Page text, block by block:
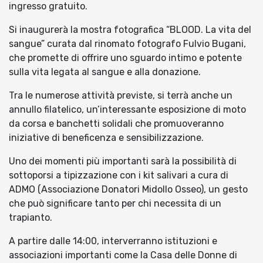
ingresso gratuito.
Si inaugurerà la mostra fotografica “BLOOD. La vita del
sangue” curata dal rinomato fotografo Fulvio Bugani,
che promette di offrire uno sguardo intimo e potente
sulla vita legata al sangue e alla donazione.
Tra le numerose attività previste, si terrà anche un
annullo filatelico, un’interessante esposizione di moto
da corsa e banchetti solidali che promuoveranno
iniziative di beneficenza e sensibilizzazione.
Uno dei momenti più importanti sarà la possibilità di
sottoporsi a tipizzazione con i kit salivari a cura di
ADMO (Associazione Donatori Midollo Osseo), un gesto
che può significare tanto per chi necessita di un
trapianto.
A partire dalle 14:00, interverranno istituzioni e
associazioni importanti come la Casa delle Donne di